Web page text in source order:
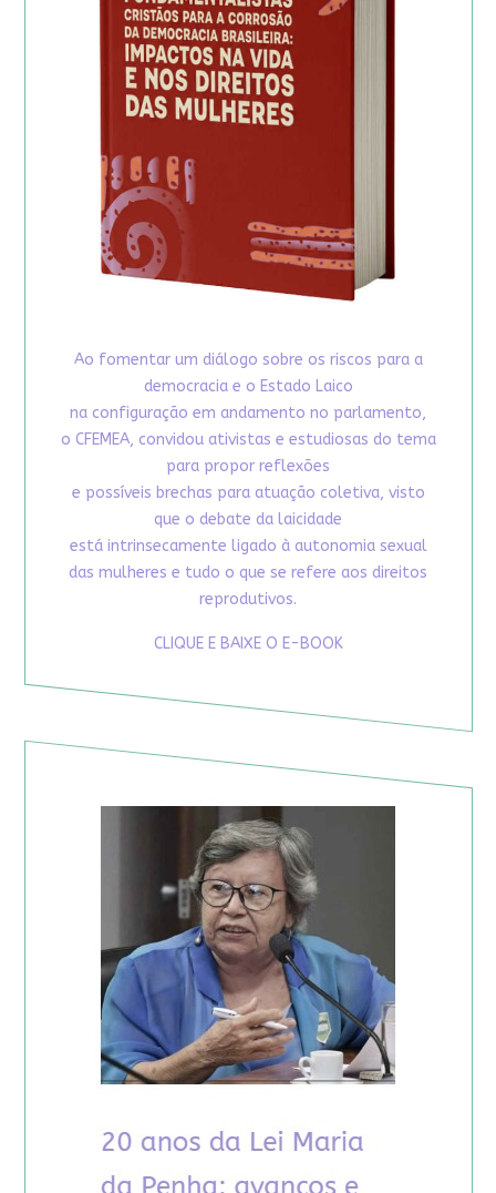
Ao fomentar um diálogo sobre os riscos para a
democracia e o Estado Laico
na configuração em andamento no parlamento,
o CFEMEA, convidou ativistas e estudiosas do tema
para propor reflexões
e possíveis brechas para atuação coletiva, visto
que o debate da laicidade
está intrinsecamente ligado à autonomia sexual
das mulheres e tudo o que se refere aos direitos
reprodutivos.
CLIQUE E BAIXE O E-BOOK